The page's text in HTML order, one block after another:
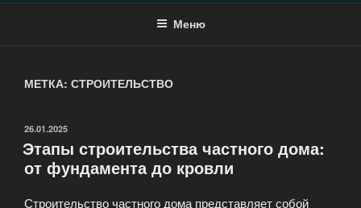
Меню
МЕТКА: СТРОИТЕЛЬСТВО
ОПУБЛИКОВАНО
26.01.2025
Этапы строительства частного дома:
от фундамента до кровли
Строительство частного дома представляет собой